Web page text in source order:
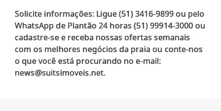
Solicite informações: Ligue (51) 3416-9899 ou pelo
WhatsApp de Plantão 24 horas (51) 99914-3000 ou
cadastre-se e receba nossas ofertas semanais
com os melhores negócios da praia ou conte-nos
o que você está procurando no e-mail: